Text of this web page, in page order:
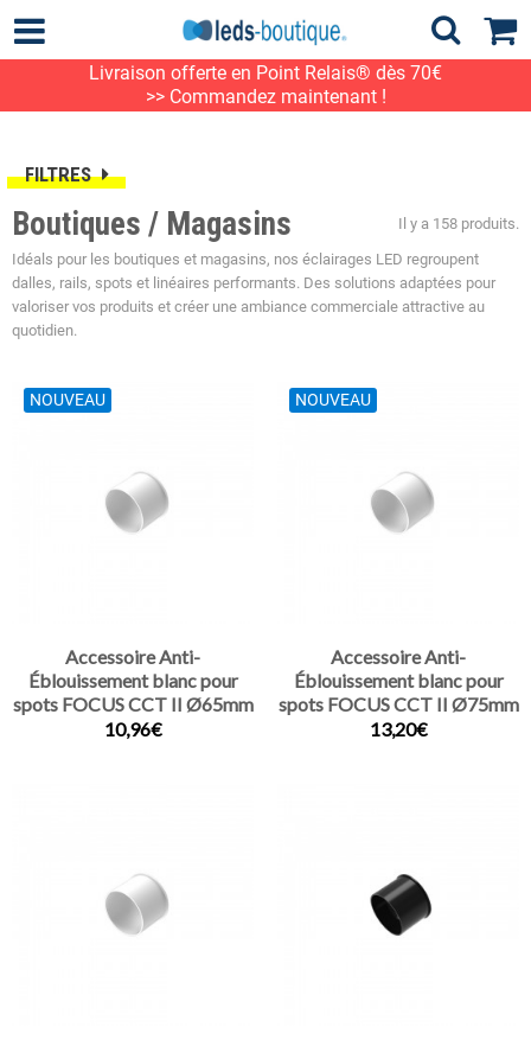
Livraison offerte en Point Relais® dès 70€
>> Commandez maintenant !
FILTRES
Il y a 158 produits.
Boutiques / Magasins
Idéals pour les boutiques et magasins, nos éclairages LED regroupent
dalles, rails, spots et linéaires performants. Des solutions adaptées pour
valoriser vos produits et créer une ambiance commerciale attractive au
quotidien.
NOUVEAU
Accessoire Anti-
Éblouissement blanc pour
spots FOCUS CCT II Ø65mm
10,96€
NOUVEAU
Accessoire Anti-
Éblouissement blanc pour
spots FOCUS CCT II Ø75mm
13,20€